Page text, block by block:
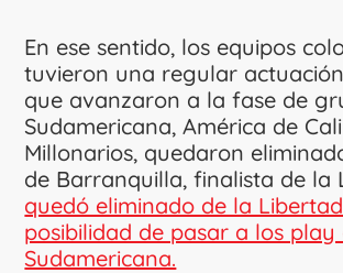
En ese sentido, los equipos
tuvieron una regular
que avanzaron a la fase de
Sudamericana, América de
Millonarios, quedaron
de Barranquilla, finalista de la
quedó eliminado de la
posibilidad de pasar a los
Sudamericana.